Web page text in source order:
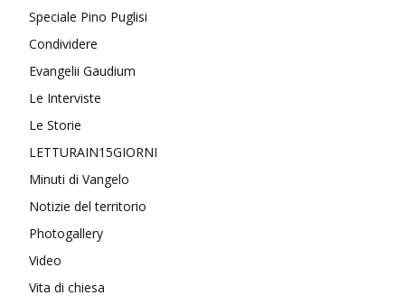
Speciale Pino Puglisi
Condividere
Evangelii Gaudium
Le Interviste
Le Storie
LETTURAIN15GIORNI
Minuti di Vangelo
Notizie del territorio
Photogallery
Video
Vita di chiesa